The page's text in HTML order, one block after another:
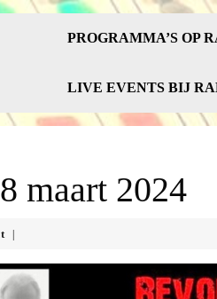
PROGRAMMA’S OP
LIVE EVENTS BIJ
maart 2024